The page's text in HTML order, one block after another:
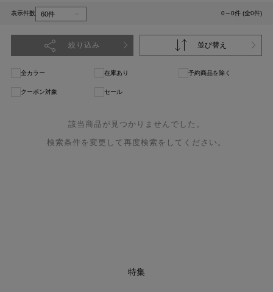
表示件数 0～0件 (全0件)
絞り込み 並び替え
全カラー 在庫あり 予約商品を除く
クーポン対象 セール
該当商品が見つかりませんでした。
検索条件を変更して再度検索をしてください。
特集